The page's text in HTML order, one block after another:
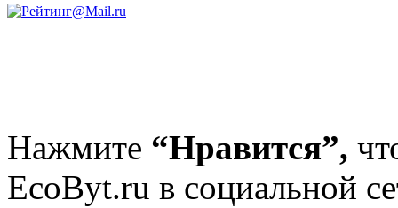
Нажмите “Нравится”,
EcoByt.ru в социальной